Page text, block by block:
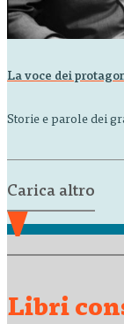
La voce dei
Storie e parole dei
Carica altro
Libri